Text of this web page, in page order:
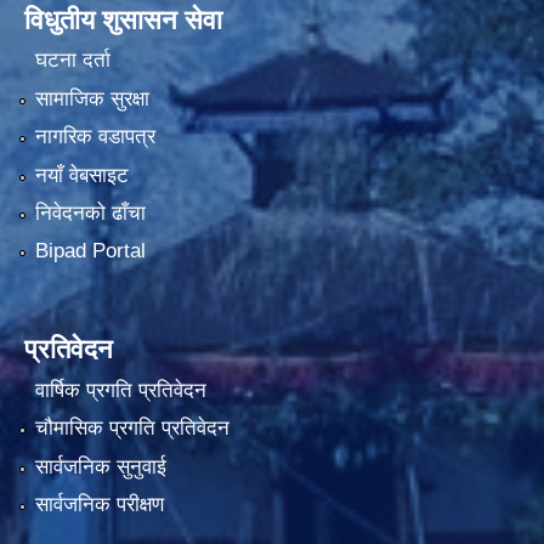
विधुतीय शुसासन सेवा
घटना दर्ता
सामाजिक सुरक्षा
नागरिक वडापत्र
नयाँ वेबसाइट
निवेदनको ढाँचा
Bipad Portal
प्रतिवेदन
वार्षिक प्रगति प्रतिवेदन
चौमासिक प्रगति प्रतिवेदन
सार्वजनिक सुनुवाई
सार्वजनिक परीक्षण